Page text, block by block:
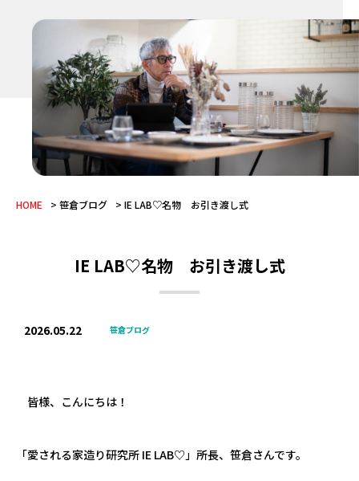
HOME 笹倉ブログ IE LAB♡名物 お引き渡し式
IE LAB♡名物 お引き渡し式
2026.05.22 笹倉ブログ
皆様、こんにちは！
「愛される家造り研究所 IE LAB♡」所長、笹倉さんです。